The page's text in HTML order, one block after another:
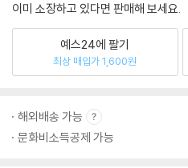
이미 소장하고 있다면 판매해 보세요.
예스24에 팔기
최상 매입가 1,600원
해외배송 가능
문화비소득공제 가능